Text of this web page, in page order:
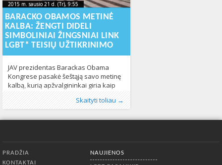
2015 m. sausio 21 d. (Tr), 9:55
2023-10-16T20:04:06+00:00
2015 m. sausio 21 d. (Tr), 9:55
2023-10-
16T20:04:06+00:00
BARACKO OBAMOS METINĖ
KALBA: ŽENGTI DIDELI
SIMBOLINIAI ŽINGSNIAI LINK
LGBT* TEISIŲ UŽTIKRINIMO
JAV prezidentas Barackas Obama
Kongrese pasakė šeštąją savo metinę
kalbą, kurią apžvalgininkai giria kaip
stiprią ir pergalingą. Per savo kalbą
B.Obama – kaip nė vienas kitas JAV
prezidentas – tvirtai parėmė
santuokos lygybę, pavadindamas ją
asmenų santuoka iš klausimo, kuris
anksčiau mus skyrė, virto laisvės
Skaityti toliau →
Publikavo:Aliona, LGL
Kategorijos:LGBT pasaulyje,Naujienos,
Pasaulyje347
Žymos:biseksulūs asmenys,pilietinės teisės,
santuokos lygybė,tos pačios lyties asmenų
PRADŽIA
KONTAKTAI
NAUJIENOS